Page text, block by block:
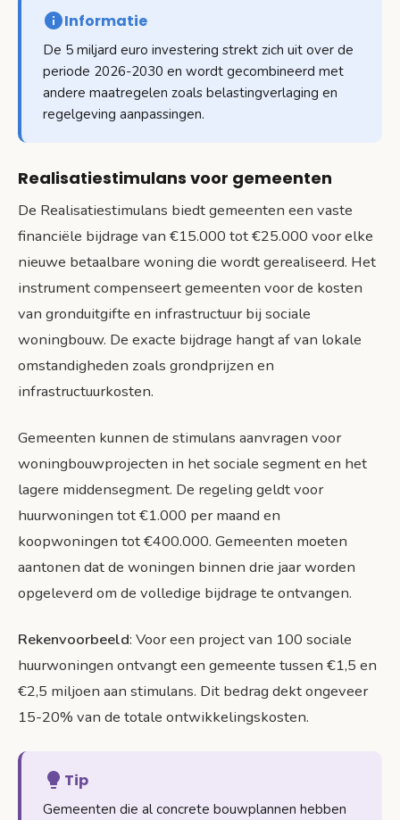
Informatie
De 5 miljard euro investering strekt zich uit over de
periode 2026-2030 en wordt gecombineerd met
andere maatregelen zoals belastingverlaging en
regelgeving aanpassingen.
Realisatiestimulans voor gemeenten
De Realisatiestimulans biedt gemeenten een vaste
financiële bijdrage van €15.000 tot €25.000 voor elke
nieuwe betaalbare woning die wordt gerealiseerd. Het
instrument compenseert gemeenten voor de kosten
van gronduitgifte en infrastructuur bij sociale
woningbouw. De exacte bijdrage hangt af van lokale
omstandigheden zoals grondprijzen en
infrastructuurkosten.
Gemeenten kunnen de stimulans aanvragen voor
woningbouwprojecten in het sociale segment en het
lagere middensegment. De regeling geldt voor
huurwoningen tot €1.000 per maand en
koopwoningen tot €400.000. Gemeenten moeten
aantonen dat de woningen binnen drie jaar worden
opgeleverd om de volledige bijdrage te ontvangen.
Rekenvoorbeeld: Voor een project van 100 sociale
huurwoningen ontvangt een gemeente tussen €1,5 en
€2,5 miljoen aan stimulans. Dit bedrag dekt ongeveer
15-20% van de totale ontwikkelingskosten.
Tip
Gemeenten die al concrete bouwplannen hebben